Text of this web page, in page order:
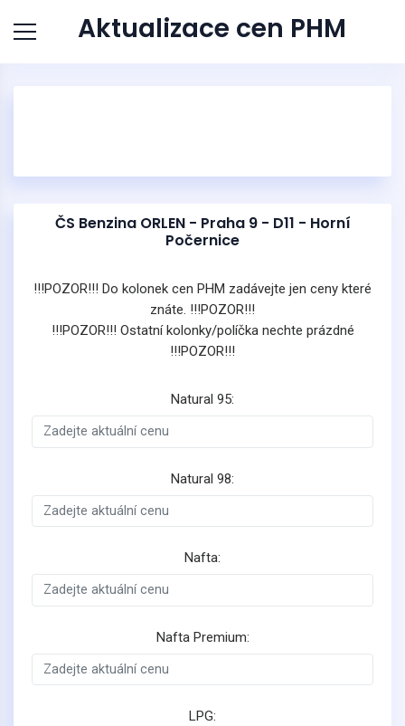
Aktualizace cen PHM
ČS Benzina ORLEN - Praha 9 - D11 - Horní
Počernice
!!!POZOR!!! Do kolonek cen PHM zadávejte jen ceny které
znáte. !!!POZOR!!!
!!!POZOR!!! Ostatní kolonky/políčka nechte prázdné
!!!POZOR!!!
Natural 95:
Natural 98:
Nafta:
Nafta Premium:
LPG: